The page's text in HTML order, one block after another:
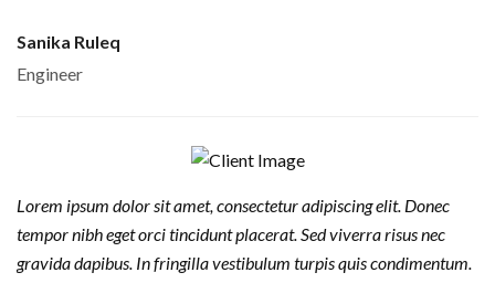
Sanika Ruleq
Engineer
Lorem ipsum dolor sit amet, consectetur adipiscing elit. Donec
tempor nibh eget orci tincidunt placerat. Sed viverra risus nec
gravida dapibus. In fringilla vestibulum turpis quis condimentum.